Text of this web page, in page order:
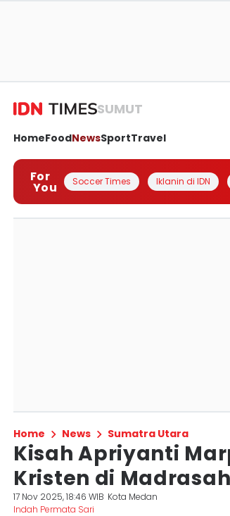
SUMUT
HomeFoodNewsSportTravel
For
You Soccer Times Iklanin di IDN
Home News Sumatra Utara
Kisah Apriyanti
Kristen di
17 Nov 2025, 18:46 WIB Kota Medan
Indah Permata Sari